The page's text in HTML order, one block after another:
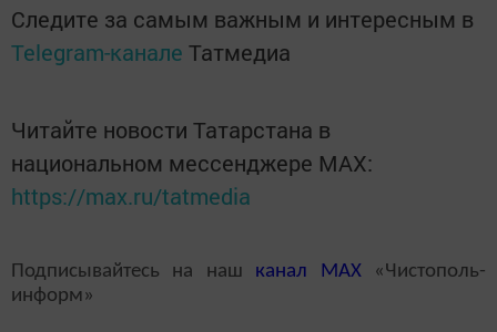
Следите за самым важным и интересным в
Telegram-канале Татмедиа
Читайте новости Татарстана в
национальном мессенджере MАХ:
https://max.ru/tatmedia
Подписывайтесь на наш канал MAX«Чистополь-
информ»